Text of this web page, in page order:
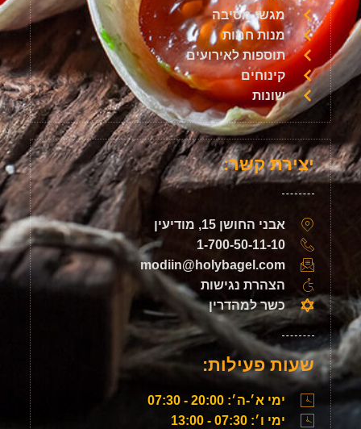
יצירת קשר:
אבני החושן 15, מודיעין
1-700-50-11-10
modiin@holybagel.com
הצהרת נגישות
כשר למהדרין
שעות פעילות:
ימי א׳-ה׳: 20:00 - 07:30
ימי ו׳: 07:30 - 13:00
מגשי מסיבה
מנות חמות
תוספות לאירועים
קינוחים
שונות